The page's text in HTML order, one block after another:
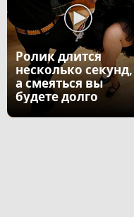
Ролик длится
несколько секунд,
а смеяться вы
будете долго